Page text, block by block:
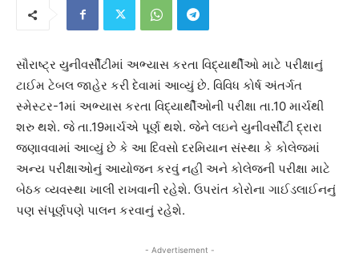
સૌરાષ્ટ્ર યુનીવર્સીટીમાં અભ્યાસ કરતા વિદ્યાર્થીઓ માટે પરીક્ષાનું
ટાઈમ ટેબલ જાહેર કરી દેવામાં આવ્યું છે. વિવિધ કોર્ષ અંતર્ગત
સ્મેસ્ટર-1માં અભ્યાસ કરતા વિદ્યાર્થીઓની પરીક્ષા તા.10 માર્ચથી
શરુ થશે. જે તા.19માર્ચએ પૂર્ણ થશે. જેને લઇને યુનીવર્સીટી દ્રારા
જણાવવામાં આવ્યું છે કે આ દિવસો દરમિયાન સંસ્થા કે કોલેજમાં
અન્ય પરીક્ષાઓનું આયોજન કરવું નહી અને કોલેજની પરીક્ષા માટે
બેઠક વ્યવસ્થા ખાલી રાખવાની રહેશે. ઉપરાંત કોરોના ગાઈડલાઈનનું
પણ સંપૂર્ણપણે પાલન કરવાનું રહેશે.
- Advertisement -